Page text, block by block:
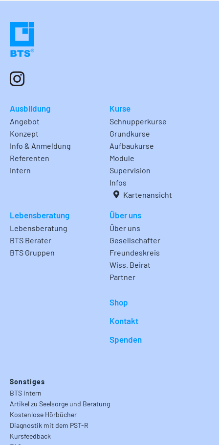
Ausbildung
Angebot
Konzept
Info & Anmeldung
Referenten
Intern
Kurse
Schnupperkurse
Grundkurse
Aufbaukurse
Module
Supervision
Infos
Kartenansicht
Lebensberatung
Lebensberatung
BTS Berater
BTS Gruppen
Über uns
Über uns
Gesellschafter
Freundeskreis
Wiss. Beirat
Partner
Shop
Kontakt
Spenden
Sonstiges
BTS intern
Artikel zu Seelsorge und Beratung
Kostenlose Hörbücher
Diagnostik mit dem PST-R
Kursfeedback